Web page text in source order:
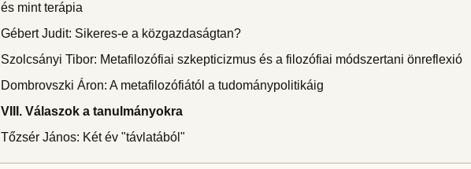
és mint terápia
Gébert Judit: Sikeres-e a közgazdaságtan?
Szolcsányi Tibor: Metafilozófiai szkepticizmus és a filozófiai módszertani önreflexió
Dombrovszki Áron: A metafilozófiától a tudománypolitikáig
VIII. Válaszok a tanulmányokra
Tőzsér János: Két év "távlatából"